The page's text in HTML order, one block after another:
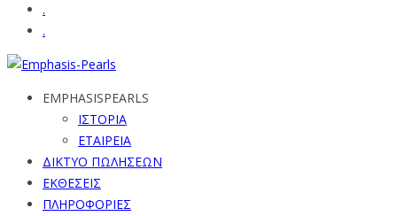
.
.
EMPHASISPEARLS
ΙΣΤΟΡΙΑ
ΕΤΑΙΡΕΙΑ
ΔΙΚΤΥΟ ΠΩΛΗΣΕΩΝ
ΕΚΘΕΣΕΙΣ
ΠΛΗΡΟΦΟΡΙΕΣ